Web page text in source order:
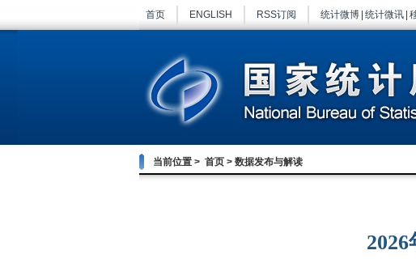
首页 ENGLISH RSS订阅 统计微博 统计微讯
当前位置 > 首页 > 数据发布与解读